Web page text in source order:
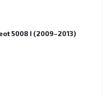
5008 I (2009–2013)